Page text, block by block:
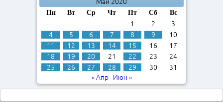
Пн Вт Ср Чт Пт Сб Вс
1 2
3
4
5 6 7 8 9
10
11
12 13 14 15 16
17
18
19 20 21 22 23
24
25
26 27 28 29 30
31
« Апр
Июн »